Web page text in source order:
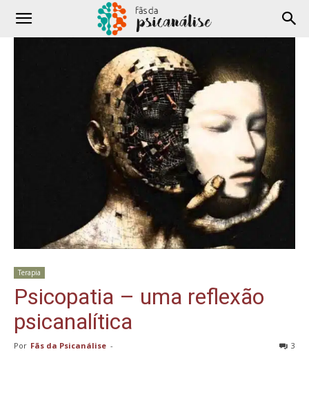
Terapia
Psicopatia – uma reflexão
psicanalítica
Por Fãs da Psicanálise - 3